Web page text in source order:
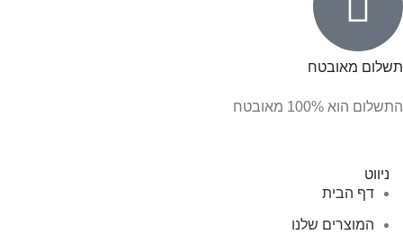
תשלום מאובטח
התשלום הוא 100% מאובטח
ניווט
דף הבית
המוצרים שלנו